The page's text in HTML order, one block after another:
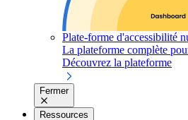
Plate-forme d'accessibilité
La plateforme complète
Découvrez la plateforme
Fermer
Ressources